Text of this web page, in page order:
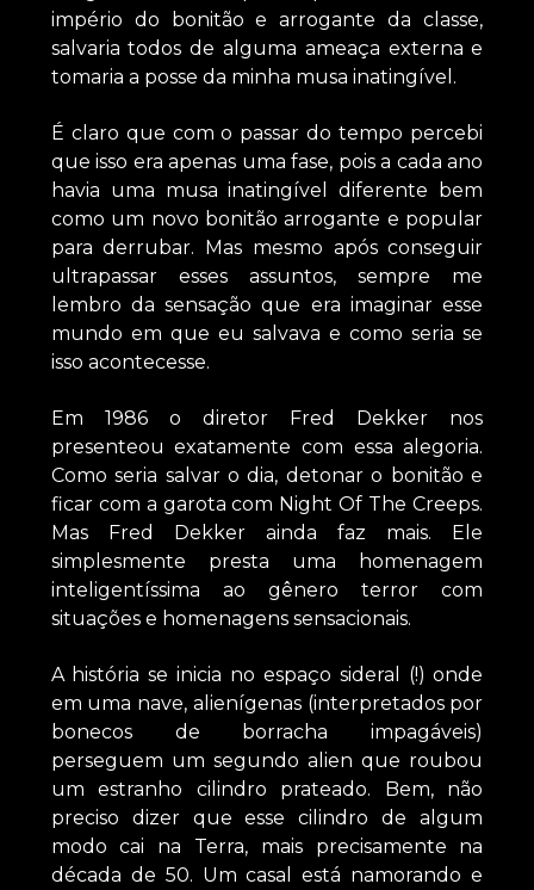
império do bonitão e arrogante da classe,
salvaria todos de alguma ameaça externa e
tomaria a posse da minha musa inatingível.
É claro que com o passar do tempo percebi
que isso era apenas uma fase, pois a cada ano
havia uma musa inatingível diferente bem
como um novo bonitão arrogante e popular
para derrubar. Mas mesmo após conseguir
ultrapassar esses assuntos, sempre me
lembro da sensação que era imaginar esse
mundo em que eu salvava e como seria se
isso acontecesse.
Em 1986 o diretor Fred Dekker nos
presenteou exatamente com essa alegoria.
Como seria salvar o dia, detonar o bonitão e
ficar com a garota com Night Of The Creeps.
Mas Fred Dekker ainda faz mais. Ele
simplesmente presta uma homenagem
inteligentíssima ao gênero terror com
situações e homenagens sensacionais.
A história se inicia no espaço sideral (!) onde
em uma nave, alienígenas (interpretados por
bonecos de borracha impagáveis)
perseguem um segundo alien que roubou
um estranho cilindro prateado. Bem, não
preciso dizer que esse cilindro de algum
modo cai na Terra, mais precisamente na
década de 50. Um casal está namorando e